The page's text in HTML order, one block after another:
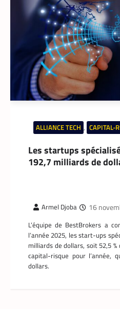
ALLIANCE TECH , CAPITAL-
Les startups
192,7 milliards de
Armel Djoba 16
L’équipe de BestBrokers a
l’année 2025, les start-ups
milliards de dollars, soit 52,5
capital-risque pour l’année,
dollars.
TECH AFRIQUE , VTC
À près de 70 ans, le
partenaires Yango s’est
des meilleurs
Il n’a pas l’âge de
revolue, M. Pani
est sans doute le
partenaires de Yango
Chaque matin,
attend que son
d’endurance.